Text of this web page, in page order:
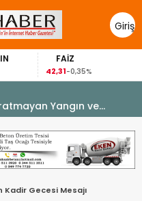
Giriş
Yap
FAİZ
42,31-0,35%
Yangın ve
Kadir Gecesi Mesajı